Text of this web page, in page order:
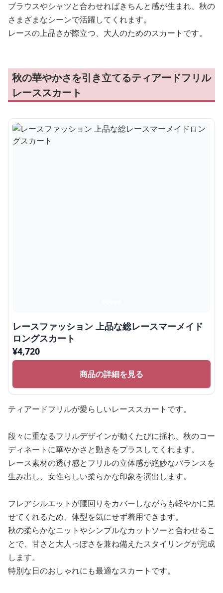
ブラウスやシャツと合わせればきちんと感が生まれ、秋の
さまざまなシーンで活躍してくれます。
レースの上品さが際立つ、大人のためのスカートです。
秋の華やかさを引き立てるティアードフリル
レーススカート
レースファッション 上品な総レースマーメイド
ロングスカート
¥4,720
商品の詳細を見る
ティアードフリルが愛らしいレーススカートです。
段々に重なるフリルデザインが動くたびに揺れ、秋のコー
ディネートに華やかさと動きをプラスしてくれます。
レース素材の透け感とフリルの立体感が絶妙なバランスを
生み出し、女性らしい柔らかな印象を演出します。
フレアシルエットが腰回りをカバーしながらも軽やかに見
せてくれるため、体型を気にせず着用できます。
秋の柔らかなニットやシンプルなカットソーと合わせるこ
とで、甘さと大人っぽさを兼ね備えたスタイリングが完成
します。
特別な日のおしゃれにも最適なスカートです。